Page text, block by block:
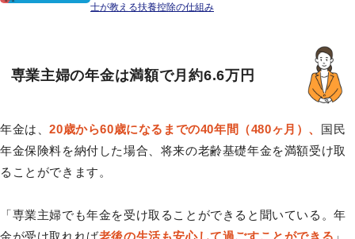
士が教える扶養控除の仕組み
専業主婦の年金は満額で月約6.6万円
年金は、20歳から60歳になるまでの40年間（480ヶ月）、 国民
年金保険料を納付した場合、将来の老齢基礎年金を満額受け取
ることができます。
「専業主婦でも年金を受け取ることができると聞いている。年